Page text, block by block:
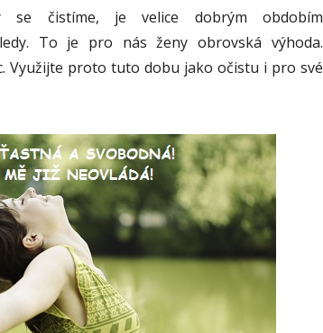
se čistíme, je velice dobrým obdobím
To je pro nás ženy obrovská výhoda.
Využijte proto tuto dobu jako očistu i pro své